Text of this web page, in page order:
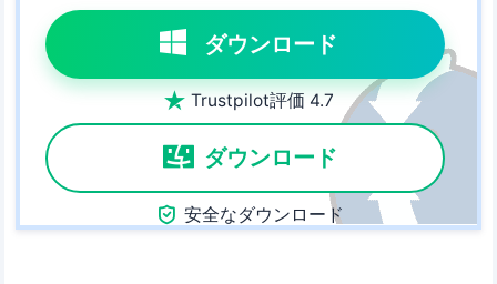
ダウンロード
 Trustpilot評価 4.7
ダウンロード
 安全なダウンロード